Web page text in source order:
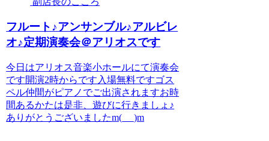
フルート♪アンサンブル♪アルビレ
オ♪定期演奏会＠アリオスです
今日はアリオス音楽小ホールにて演奏会
です開演2時からです入場無料ですゴス
ペル仲間がピアノでご出演されますお時
間あるかたは是非、遊びに行きましょ♪
ありがとうございましたm(_ _)m